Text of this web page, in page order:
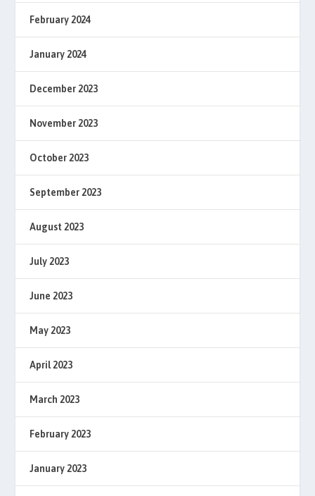
February 2024
January 2024
December 2023
November 2023
October 2023
September 2023
August 2023
July 2023
June 2023
May 2023
April 2023
March 2023
February 2023
January 2023